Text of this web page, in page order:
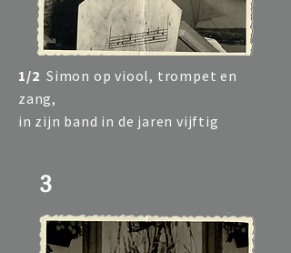
1/2 Simon op viool, trompet en
zang,
in zijn band in de jaren vijftig
3